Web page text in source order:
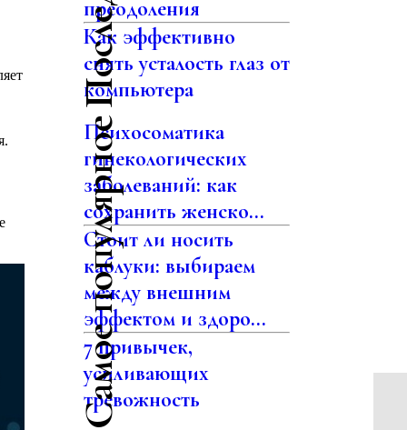
преодоления
Как эффективно
снять усталость глаз от
компьютера
Самое популярное
Психосоматика
гинекологических
заболеваний: как
сохранить женско...
Стоит ли носить
каблуки: выбираем
между внешним
эффектом и здоро...
7 привычек,
усиливающих
тревожность